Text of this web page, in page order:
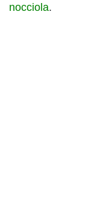
nocciola.